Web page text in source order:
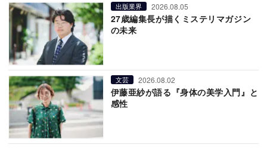
出版業界 2026.08.05
27歳編集長が描くミステリマガジン
の未来
文芸 2026.08.02
伊藤亜紗が語る『身体の美学入門』と
感性